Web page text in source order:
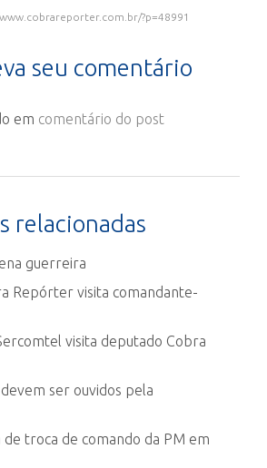
www.cobrareporter.com.br/?p=48991
seu comentário
em comentário do post
relacionadas
guerreira
Repórter visita comandante-
visita deputado Cobra
ser ouvidos pela
troca de comando da PM em